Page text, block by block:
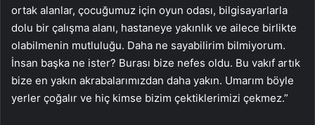
ortak alanlar, çocuğumuz için oyun odası, bilgisayarlarla
dolu bir çalışma alanı, hastaneye yakınlık ve ailece birlikte
olabilmenin mutluluğu. Daha ne sayabilirim bilmiyorum.
İnsan başka ne ister? Burası bize nefes oldu. Bu vakıf artık
bize en yakın akrabalarımızdan daha yakın. Umarım böyle
yerler çoğalır ve hiç kimse bizim çektiklerimizi çekmez.”